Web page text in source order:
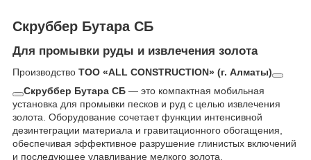
Скруббер Бутара СБ
Для промывки руды и извлечения золота
Производство ТОО «ALL CONSTRUCTION» (г. Алматы)
Скруббер Бутара СБ — это компактная мобильная
установка для промывки песков и руд с целью извлечения
золота. Оборудование сочетает функции интенсивной
дезинтеграции материала и гравитационного обогащения,
обеспечивая эффективное разрушение глинистых включений
и последующее улавливание мелкого золота.